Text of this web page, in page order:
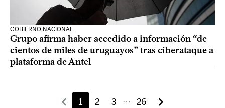
GOBIERNO NACIONAL
Grupo afirma haber accedido a información “de
cientos de miles de uruguayos” tras ciberataque a
plataforma de Antel
1 2 3 ⋯ 26